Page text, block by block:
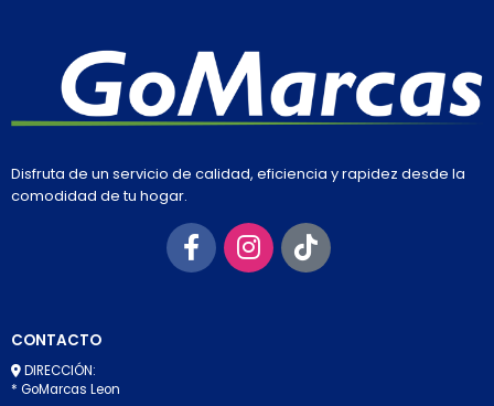
Disfruta de un servicio de calidad, eficiencia y rapidez desde la
comodidad de tu hogar.
CONTACTO
DIRECCIÓN:
* GoMarcas Leon